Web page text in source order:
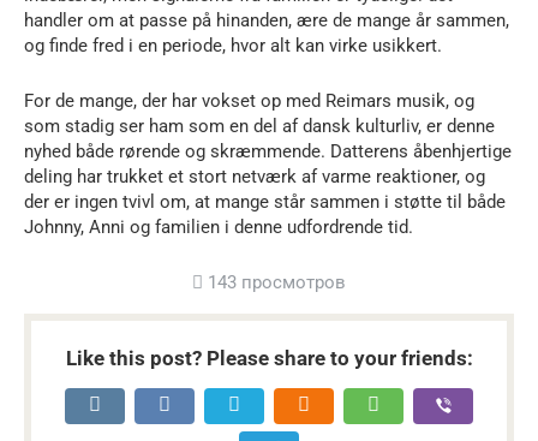
handler om at passe på hinanden, ære de mange år sammen,
og finde fred i en periode, hvor alt kan virke usikkert.
For de mange, der har vokset op med Reimars musik, og
som stadig ser ham som en del af dansk kulturliv, er denne
nyhed både rørende og skræmmende. Datterens åbenhjertige
deling har trukket et stort netværk af varme reaktioner, og
der er ingen tvivl om, at mange står sammen i støtte til både
Johnny, Anni og familien i denne udfordrende tid.
143 просмотров
Like this post? Please share to your friends: